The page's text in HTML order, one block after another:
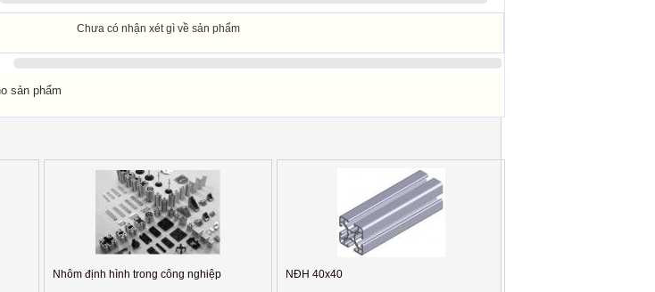
Chưa có nhận xét gì về sản phẩm
sản phẩm
Nhôm định hình trong công nghiệp NĐH 40x40